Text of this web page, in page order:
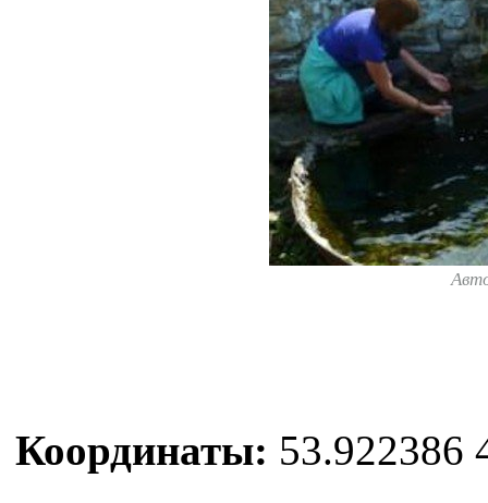
Координаты: 53.922386